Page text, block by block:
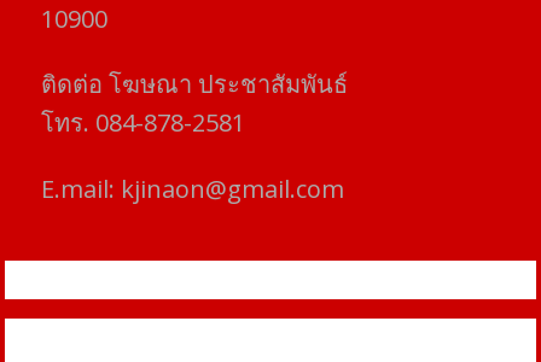
10900
ติดต่อ​ โฆษณา​ ประชาสัมพันธ์
โทร​. 084-878-2581
E.mail: kjinaon@gmail.com